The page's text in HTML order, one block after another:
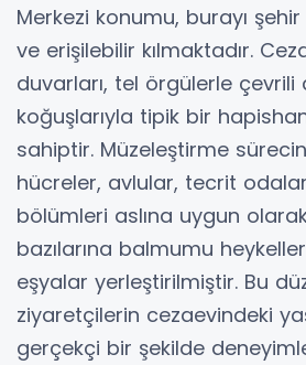
Merkezi konumu, burayı
ve erişilebilir kılmaktadır.
duvarları, tel örgülerle çevrili
koğuşlarıyla tipik bir
sahiptir. Müzeleştirme
hücreler, avlular, tecrit
bölümleri aslına uygun
bazılarına balmumu
eşyalar yerleştirilmiştir. Bu
ziyaretçilerin cezaevindeki
gerçekçi bir şekilde